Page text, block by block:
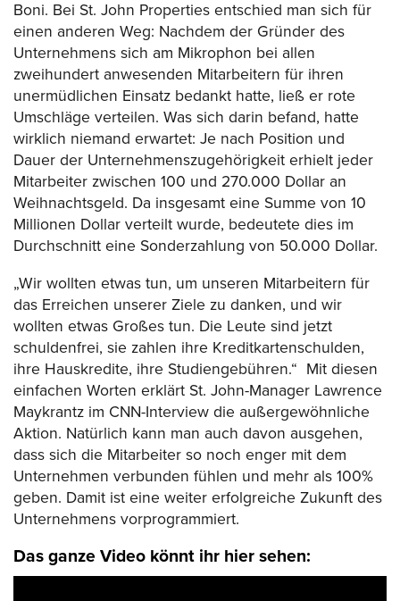
Boni. Bei St. John Properties entschied man sich für
einen anderen Weg: Nachdem der Gründer des
Unternehmens sich am Mikrophon bei allen
zweihundert anwesenden Mitarbeitern für ihren
unermüdlichen Einsatz bedankt hatte, ließ er rote
Umschläge verteilen. Was sich darin befand, hatte
wirklich niemand erwartet: Je nach Position und
Dauer der Unternehmenszugehörigkeit erhielt jeder
Mitarbeiter zwischen 100 und 270.000 Dollar an
Weihnachtsgeld. Da insgesamt eine Summe von 10
Millionen Dollar verteilt wurde, bedeutete dies im
Durchschnitt eine Sonderzahlung von 50.000 Dollar.
„Wir wollten etwas tun, um unseren Mitarbeitern für
das Erreichen unserer Ziele zu danken, und wir
wollten etwas Großes tun. Die Leute sind jetzt
schuldenfrei, sie zahlen ihre Kreditkartenschulden,
ihre Hauskredite, ihre Studiengebühren.“ Mit diesen
einfachen Worten erklärt St. John-Manager Lawrence
Maykrantz im CNN-Interview die außergewöhnliche
Aktion. Natürlich kann man auch davon ausgehen,
dass sich die Mitarbeiter so noch enger mit dem
Unternehmen verbunden fühlen und mehr als 100%
geben. Damit ist eine weiter erfolgreiche Zukunft des
Unternehmens vorprogrammiert.
Das ganze Video könnt ihr hier sehen: